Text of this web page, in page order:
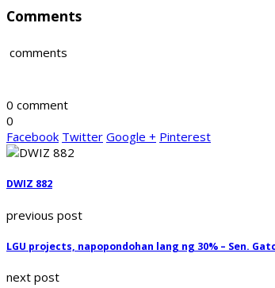
Comments
comments
0 comment
0
Facebook Twitter Google + Pinterest
DWIZ 882
previous post
LGU projects, napopondohan lang ng 30% – Sen.
next post